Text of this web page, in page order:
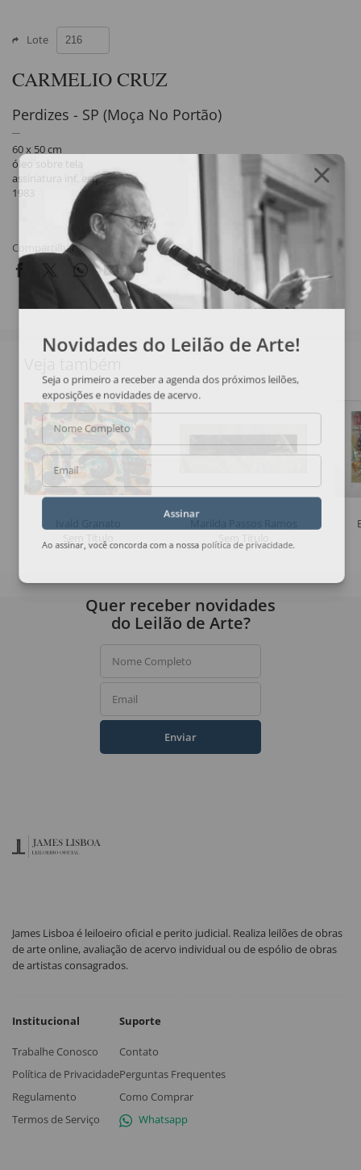
Lote
CARMELIO CRUZ
Perdizes - SP (Moça No Portão)
60 x 50 cm
óleo sobre tela
assinatura inf. esq.
1983
Compartilhar
Veja também
Sem Título
Sem Título
Novidades do Leilão de Arte!
Seja o primeiro a receber a agenda dos próximos leilões,
exposições e novidades de acervo.
Nome Completo
Email
Assinar
Ao assinar, você concorda com a nossa política de privacidade
Quer receber novidades
do Leilão de Arte?
Nome Completo
Email
Enviar
James Lisboa é leiloeiro oficial e perito judicial. Realiza leilões de obras
de arte online, avaliação de acervo individual ou de espólio de obras
de artistas consagrados.
Institucional
Trabalhe Conosco
Política de Privacidade
Regulamento
Termos de Serviço
Suporte
Contato
Perguntas Frequentes
Como Comprar
Whatsapp